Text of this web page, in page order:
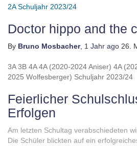
2A Schuljahr 2023/24
Doctor hippo and the
By Bruno Mosbacher, 1 Jahr ago 26.
3A 3B 4A 4A (2020-2024 Aniser) 4A
2025 Wolfesberger) Schuljahr 2023/24
Feierlicher
Erfolgen
Am letzten Schultag verabschiedeten
Die Schüler blickten auf ein